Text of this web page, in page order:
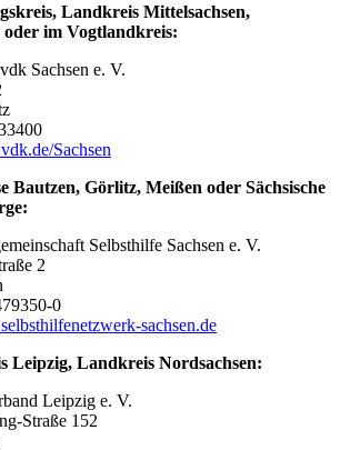
Landkreis Mittelsachsen,
im Vogtlandkreis:
Sachsen e. V.
Sachsen
Bautzen, Görlitz, Meißen oder Sächsische
Selbsthilfe Sachsen e. V.
2
0
sachsen.de
Leipzig, Landkreis Nordsachsen:
Leipzig e. V.
Straße 152